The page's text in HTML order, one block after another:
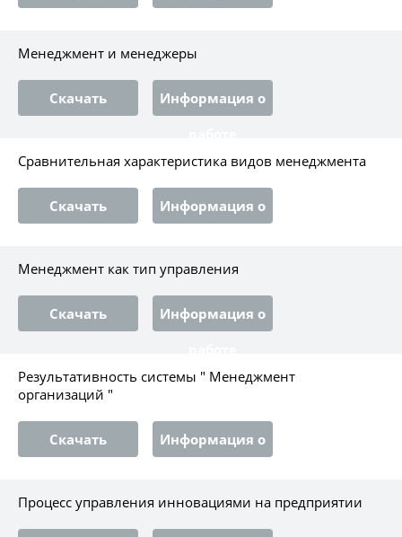
Менеджмент и менеджеры
Скачать
Информация о
Сравнительная характеристика видов менеджмента
Скачать
Информация о
Менеджмент как тип управления
Скачать
Информация о
Результативность системы " Менеджмент
организаций "
Скачать
Информация о
Процесс управления инновациями на предприятии